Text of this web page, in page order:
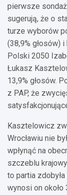
pierwsze
sugerują, że o
turze wyborów
(38,9% głosów)
Polski 2050
Łukasz
13,9% głosów.
z PAP, że
Kasztelowicz
Wrocławiu nie
wpłynąć na
szczeblu
to partia
wynosi on około